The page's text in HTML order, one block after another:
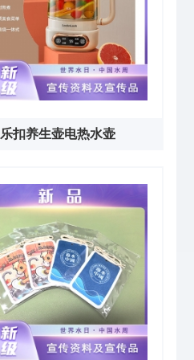
乐扣养生壶电热水壶